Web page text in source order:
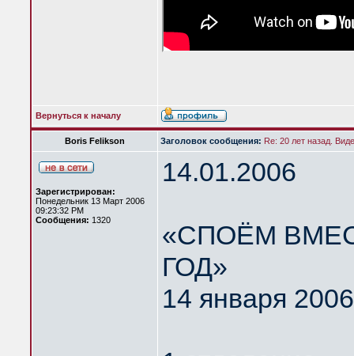
Вернуться к началу
Boris Felikson Заголовок сообщения: Re: 20 лет назад.
Зарегистрирован:
Понедельник 13 Март 2006
09:23:32 PM
Сообщения: 1320
14.01.2006
«СПОЁМ
ГОД»
14 января